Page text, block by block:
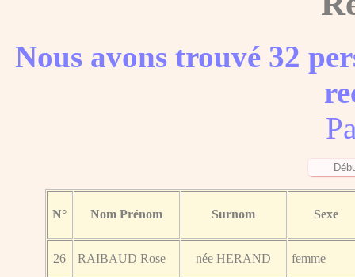
Nous avons trouvé 32
N° Nom Prénom Surnom Sexe
26 RAIBAUD Rose née HERAND femme